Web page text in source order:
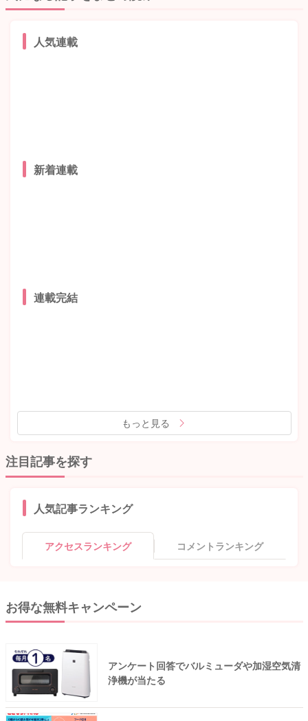
人気連載
新着連載
連載完結
もっと見る
注目記事を探す
人気記事ランキング
アクセスランキング コメントランキング
お得な無料キャンペーン
アンケート回答でバルミューダや加湿空気清
浄機が当たる